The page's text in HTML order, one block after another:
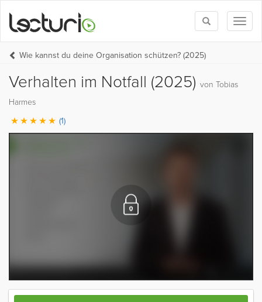
Toggle
search
Wie kannst du deine Organisation schützen? (2025)
Verhalten im Notfall (2025) von Tobias
Harmes
(1)